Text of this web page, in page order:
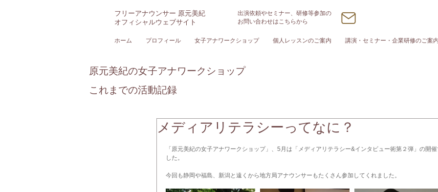
フリーアナウンサー 原元美紀
オフィシャルウェブサイト
出演依頼やセミナー、研修等参加の
お問い合わせはこちらから
ホーム プロフィール 女子アナワークショップ 個人レッスンのご案内 講演・セミナー・企業研修のご案
原元美紀の女子アナワークショップ
これまでの活動記録
メディアリテラシーってなに？
「原元美紀の女子アナワークショップ」、5月は「メディアリテラシー&インタビュー術第２弾」の開
した。
今回も静岡や福島、新潟と遠くから地方局アナウンサーもたくさん参加してくれました。